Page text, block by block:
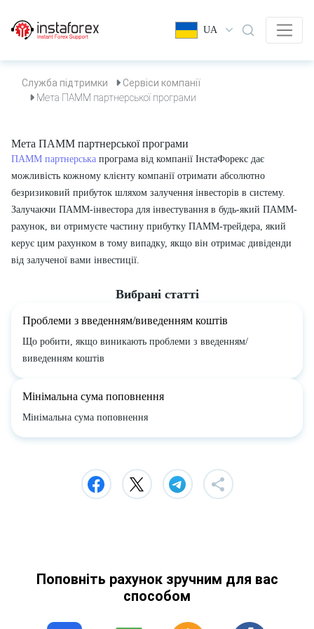
UA
Служба підтримки
Сервіси компанії
Мета ПАММ партнерської програми
Мета ПАММ партнерської програми
ПАММ партнерська програма від компанії ІнстаФорекс дає
можливість кожному клієнту компанії отримати абсолютно
безризиковий прибуток шляхом залучення інвесторів в систему.
Залучаючи ПАММ-інвестора для інвестування в будь-який ПАММ-
рахунок, ви отримуєте частину прибутку ПАММ-трейдера, який
керує цим рахунком в тому випадку, якщо він отримає дивіденди
від залученої вами інвестиції.
Вибрані статті
Проблеми з введенням/виведенням коштів
Що робити, якщо виникають проблеми з введенням/
виведенням коштів
Мінімальна сума поповнення
Мінімальна сума поповнення
Поповніть рахунок зручним для вас
способом